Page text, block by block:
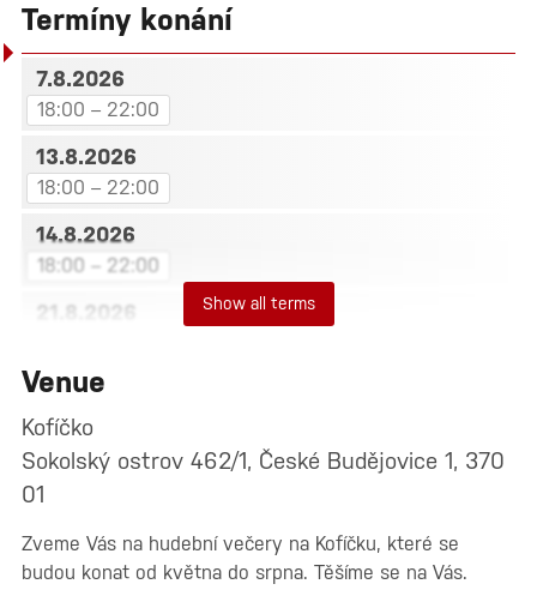
Termíny konání
7.8.2026
18:00 – 22:00
13.8.2026
18:00 – 22:00
14.8.2026
18:00 – 22:00
21.8.2026
25.8.2026
18:00 – 22:00
Show all terms
Venue
Kofíčko
Sokolský ostrov 462/1, České Budějovice 1, 370
01
Zveme Vás na hudební večery na Kofíčku, které se
budou konat od května do srpna. Těšíme se na Vás.